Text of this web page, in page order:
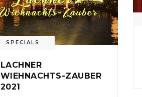
SPECIALS
LACHNER
WIEHNACHTS-ZAUBER
2021